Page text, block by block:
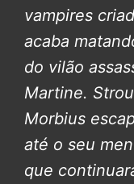
vampires
acaba
do vilão
Martine.
Morbius
até o seu
que